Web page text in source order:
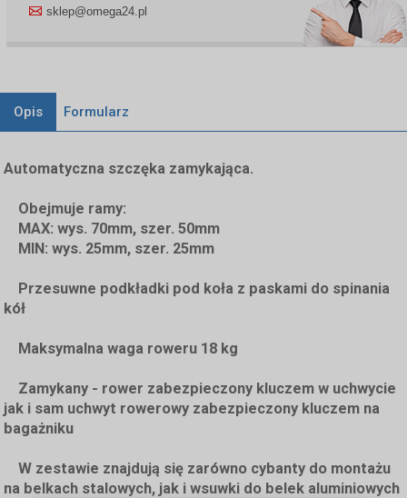
sklep@omega24.pl
Opis Formularz
Automatyczna szczęka zamykająca.
Obejmuje ramy:
MAX: wys. 70mm, szer. 50mm
MIN: wys. 25mm, szer. 25mm
Przesuwne podkładki pod koła z paskami do spinania
kół
Maksymalna waga roweru 18 kg
Zamykany - rower zabezpieczony kluczem w uchwycie
jak i sam uchwyt rowerowy zabezpieczony kluczem na
bagażniku
W zestawie znajdują się zarówno cybanty do montażu
na belkach stalowych, jak i wsuwki do belek aluminiowych